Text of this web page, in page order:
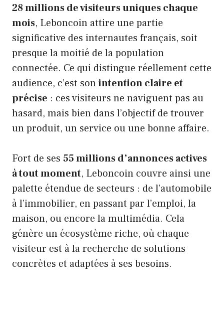
28 millions de visiteurs uniques chaque
mois, Leboncoin attire une partie
significative des internautes français, soit
presque la moitié de la population
connectée. Ce qui distingue réellement cette
audience, c’est sonintention claire et
précise : ces visiteurs ne naviguent pas au
hasard, mais bien dans l’objectif de trouver
un produit, un service ou une bonne affaire.
Fort de ses 55 millions d’annonces actives
à tout moment, Leboncoin couvre ainsi une
palette étendue de secteurs : de l’automobile
à l’immobilier, en passant par l’emploi, la
maison, ou encore la multimédia. Cela
génère un écosystème riche, où chaque
visiteur est à la recherche de solutions
concrètes et adaptées à ses besoins.